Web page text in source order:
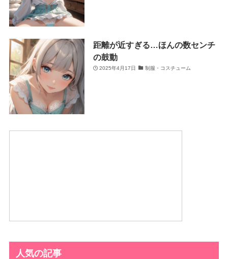
距離が近すぎる…ほんの数センチ
の鼓動
2025年4月17日 制服・コスチューム
人気の記事